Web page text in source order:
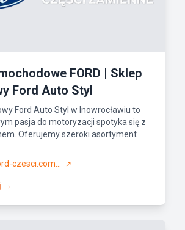
FORD | Sklep
Ford Auto Styl
Ford Auto Styl w Inowrocławiu to
pasja do motoryzacji spotyka się z
Oferujemy szeroki asortyment
czesci.com...
↗
→